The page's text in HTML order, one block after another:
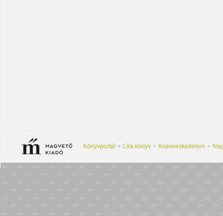
Könyvportál Líra könyv Kiskereskedelem